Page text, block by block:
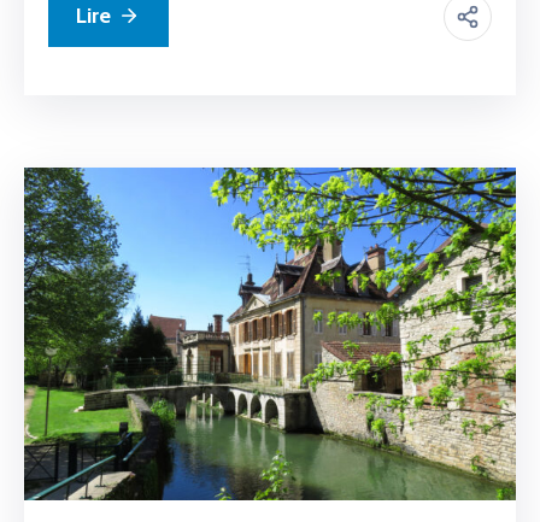
Lire